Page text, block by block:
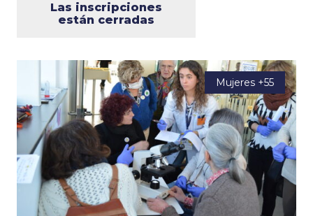
Las inscripciones
están cerradas
Mujeres +55